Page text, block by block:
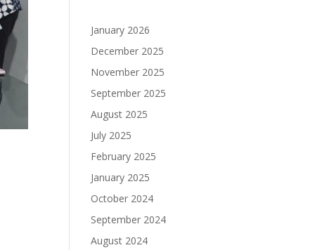
January 2026
December 2025
November 2025
September 2025
August 2025
July 2025
February 2025
January 2025
October 2024
September 2024
August 2024